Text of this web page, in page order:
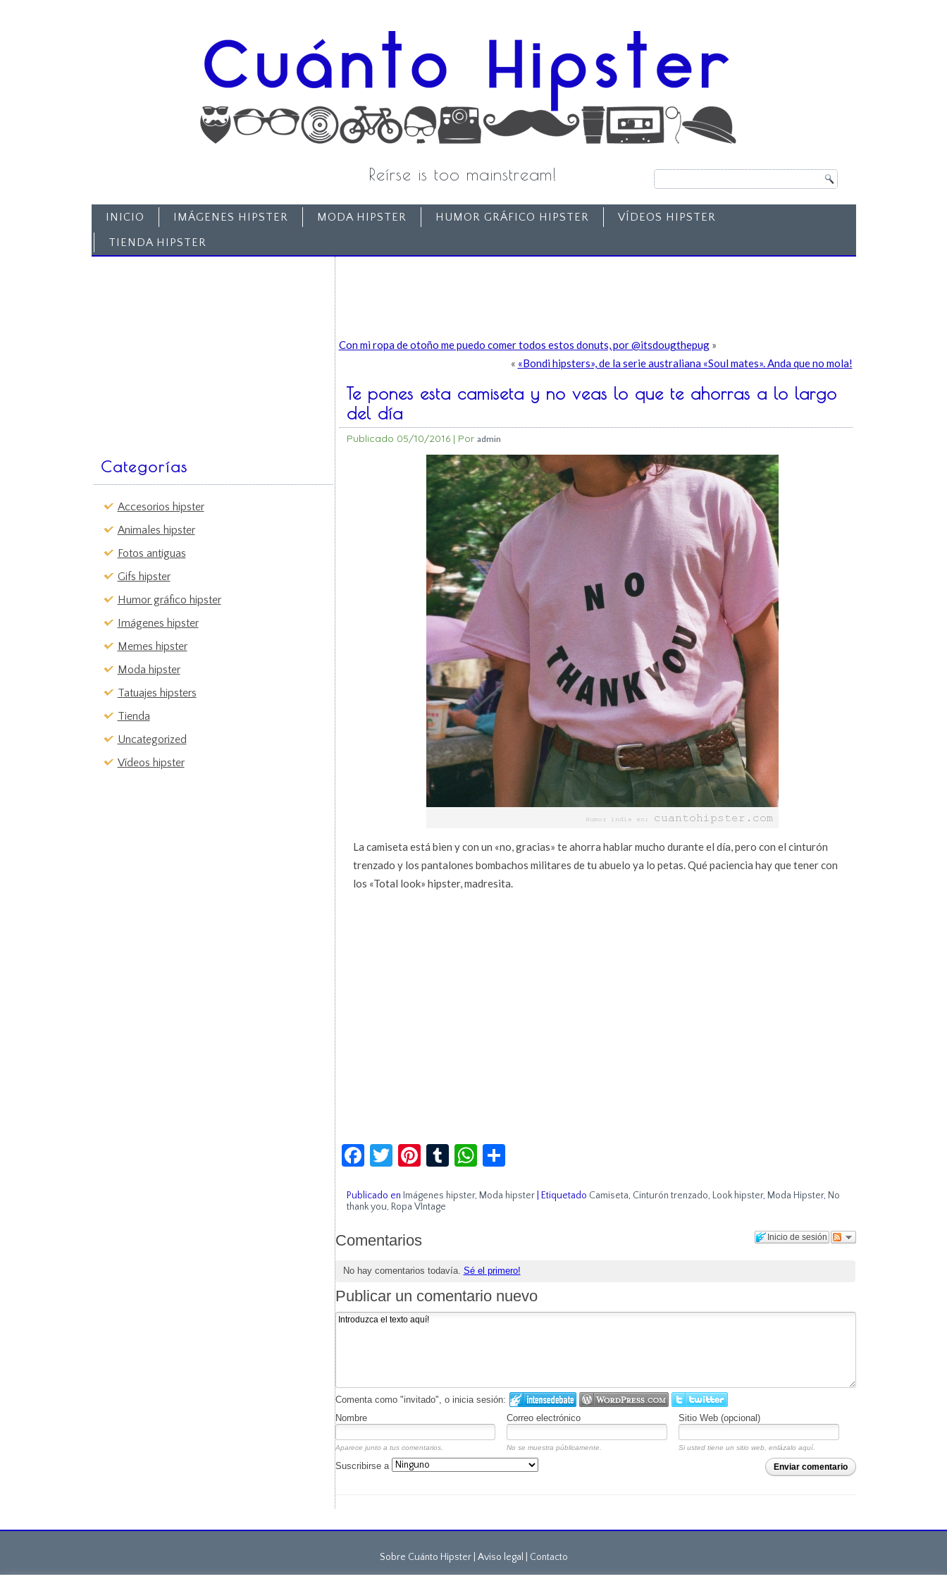
Reírse is too mainstream!
INICIO IMÁGENES HIPSTER MODA HIPSTER HUMOR GRÁFICO HIPSTER
VÍDEOS HIPSTER
TIENDA HIPSTER
Categorías
Accesorios hipster
Animales hipster
Fotos antiguas
Gifs hipster
Humor gráfico hipster
Imágenes hipster
Memes hipster
Moda hipster
Tatuajes hipsters
Tienda
Uncategorized
Vídeos hipster
Con mi ropa de otoño me puedo comer todos estos donuts, por @itsdougthepug»
« «Bondi hipsters», de la serie australiana «Soul mates». Anda que no mola!
Te pones esta camiseta y no veas lo que te ahorras a lo largo
del día
Publicado 05/10/2016| Por admin
La camiseta está bien y con un «no, gracias» te ahorra hablar mucho durante el día, pero con el cinturón
trenzado y los pantalones bombachos militares de tu abuelo ya lo petas. Qué paciencia hay que tener con
los «Total look» hipster, madresita.
Facebook
Twitter
Pinterest
TumblrWhatsApp
Compartir
Publicado en Imágenes hipster, Moda hipster| Etiquetado Camiseta, Cinturón trenzado, Look hipster, Moda Hipster, No
thank you, Ropa VIntage
Inicio de sesión
Comentarios
No hay comentarios todavía. Sé el primero!
Publicar un comentario nuevo
Comenta como "invitado", o inicia sesión:
Nombre
Correo electrónico Sitio Web (opcional)
Aparece junto a tus comentarios. No se muestra públicamente. Si usted tiene un sitio web, enlázalo aquí.
Enviar comentario
Suscribirse a
Sobre Cuánto Hipster | Aviso legal | Contacto